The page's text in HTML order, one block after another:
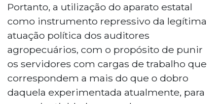
Portanto, a utilização do aparato estatal
como instrumento repressivo da legítima
atuação política dos auditores
agropecuários, com o propósito de punir
os servidores com cargas de trabalho que
correspondem a mais do que o dobro
daquela experimentada atualmente, para